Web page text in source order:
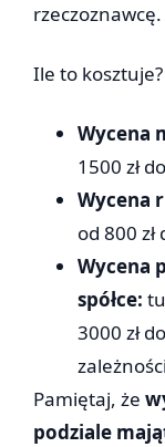
rzeczoznawcę.
Ile to
Wycena
1500 zł
Wycena
od 800 zł
Wycena
spółce:
3000 zł
Pamiętaj, że
podziale